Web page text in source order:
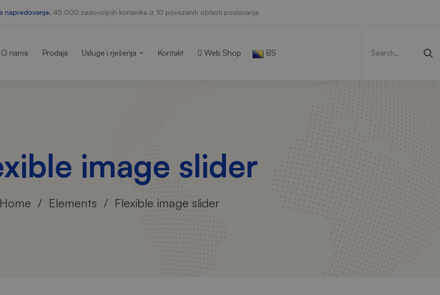
napredovanje. 45 000 zadovoljnih korisnika iz 10 povezanih oblasti poslovanja
O nama Prodaja Usluge i rješenja Kontakt Web Shop BS
image slider
Home Elements Flexible image slider